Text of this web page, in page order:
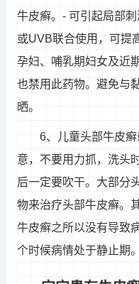
牛皮癣。- 可引起局部
或UVB联合使用，可提
孕妇、哺乳期妇女及近
也禁用此药物。避免与
晒。
6、儿童头部牛皮
意，不要用力抓，洗头
后一定要吹干。大部分
物来治疗头部牛皮癣。
牛皮癣之所以没有导致
个时候病情处于静止期。